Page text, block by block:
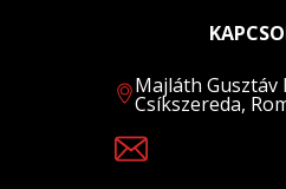
Majláth Gusztáv
Csíkszereda,